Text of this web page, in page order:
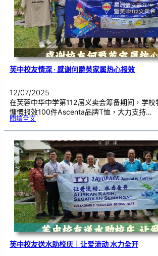
坚
持
与
芙中校友情深 · 感谢何爵英家属热心报效
12/07/2025
在芙蓉中华中学第112届义卖会筹备期间，学校
慷慨报效100件Ascenta品牌T恤，大力支持…
閱讀全文:芙
友
深
·
谢
何
爵
英
家
属
热
心
报
效
芙中校友送水助校庆｜让爱流动 水力全开